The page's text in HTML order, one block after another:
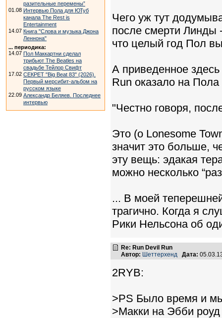
разительные перемены”
01.08 Интервью Пола для ЮТуб
канала The Rest is
Entertainment
14.07 Книга "Слова и музыка Джона
Леннона"
... периодика:
14.07 Пол Маккартни сделал
трибьют The Beatles на
свадьбе Тейлор Свифт
17.02 СЕКРЕТ "Big Beat 83" (2026).
Первый мерсибит-альбом на
русском языке
22.09 Александр Беляев. Последнее
интервью
Чего уж тут
после смерти Линды
что целый год Пол
А приведенное
Run оказало на Пола
"Честно говоря,
Это (о Lonesome
значит это больше,
эту вещь: эдакая
можно несколько
... В моей
трагично. Когда я
Рики Нельсона об
Re: Run Devil Run
Автор: Шеттерхенд Дата:
2RYB:
>PS Было время и
>Макки на Эбби